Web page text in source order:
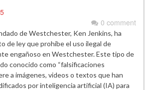
0 comment
de Westchester, Ken Jenkins, ha
de ley que prohíbe el uso ilegal de
engañoso en Westchester. Este tipo de
conocido como “falsificaciones
a imágenes, videos o textos que han
por inteligencia artificial (IA) para